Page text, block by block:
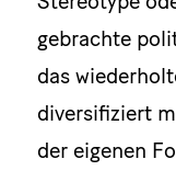
gebrachte
das
diversifiziert
der eigenen